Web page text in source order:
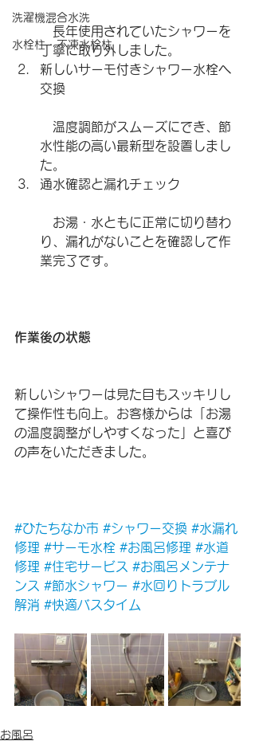
洗濯機混合水洗
水栓柱・不凍水栓柱
長年使用されていたシャワーを
丁寧に取り外しました。
新しいサーモ付きシャワー水栓へ
交換
温度調節がスムーズにでき、節
水性能の高い最新型を設置しまし
た。
通水確認と漏れチェック
お湯・水ともに正常に切り替わ
り、漏れがないことを確認して作
業完了です。
作業後の状態
新しいシャワーは見た目もスッキリし
て操作性も向上。お客様からは「お湯
の温度調整がしやすくなった」と喜び
の声をいただきました。
#ひたちなか市 #シャワー交換 #水漏れ
修理 #サーモ水栓 #お風呂修理 #水道
修理 #住宅サービス #お風呂メンテナ
ンス #節水シャワー #水回りトラブル
解消 #快適バスタイム
お風呂